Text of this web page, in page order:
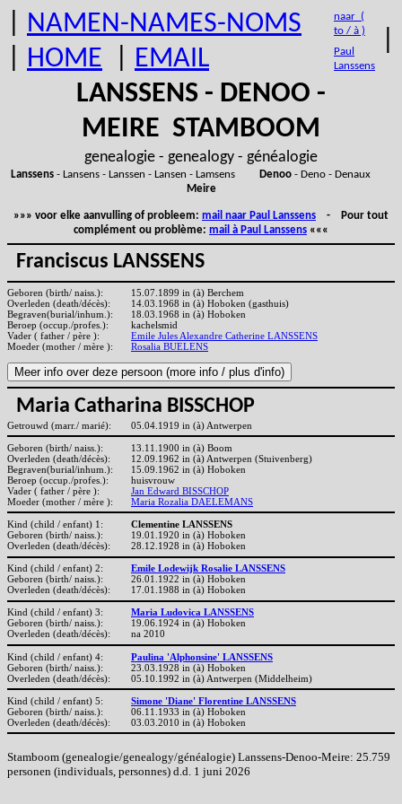
NAMEN-NAMES-NOMS
HOME EMAIL
naar (
to / à )
Paul
Lanssens
LANSSENS - DENOO -
MEIRE STAMBOOM
genealogie - genealogy - généalogie
Lanssens- Lansens - Lanssen - Lansen - Lamsens Denoo- Deno - Denaux
Meire
»»» voor elke aanvulling of probleem: mail naar Paul Lanssens - Pour tout
complément ou problème: mail à Paul Lanssens «««
Franciscus LANSSENS
Geboren (birth/ naiss.):
15.07.1899 in (à) Berchem
Overleden (death/décès):
14.03.1968 in (à) Hoboken (gasthuis)
Begraven(burial/inhum.):
18.03.1968 in (à) Hoboken
Beroep (occup./profes.):
kachelsmid
Vader ( father / père ):
Emile Jules Alexandre Catherine LANSSENS
Moeder (mother / mère ):
Rosalia BUELENS
Maria Catharina BISSCHOP
Getrouwd (marr./ marié): 05.04.1919 in (à) Antwerpen
Geboren (birth/ naiss.):
13.11.1900 in (à) Boom
Overleden (death/décès):
12.09.1962 in (à) Antwerpen (Stuivenberg)
Begraven(burial/inhum.):
15.09.1962 in (à) Hoboken
Beroep (occup./profes.):
huisvrouw
Vader ( father / père ):
Jan Edward BISSCHOP
Moeder (mother / mère ):
Maria Rozalia DAELEMANS
Kind (child / enfant) 1:
Clementine LANSSENS
Geboren (birth/ naiss.):
19.01.1920 in (à) Hoboken
Overleden (death/décès):
28.12.1928 in (à) Hoboken
Kind (child / enfant) 2:
Emile Lodewijk Rosalie LANSSENS
Geboren (birth/ naiss.):
26.01.1922 in (à) Hoboken
Overleden (death/décès):
17.01.1988 in (à) Hoboken
Kind (child / enfant) 3:
Maria Ludovica LANSSENS
Geboren (birth/ naiss.):
19.06.1924 in (à) Hoboken
Overleden (death/décès):
na 2010
Kind (child / enfant) 4:
Paulina 'Alphonsine' LANSSENS
Geboren (birth/ naiss.):
23.03.1928 in (à) Hoboken
Overleden (death/décès):
05.10.1992 in (à) Antwerpen (Middelheim)
Kind (child / enfant) 5:
Simone 'Diane' Florentine LANSSENS
Geboren (birth/ naiss.):
06.11.1933 in (à) Hoboken
Overleden (death/décès):
03.03.2010 in (à) Hoboken
Stamboom (genealogie/genealogy/généalogie) Lanssens-Denoo-Meire: 25.759
personen (individuals, personnes) d.d. 1 juni 2026